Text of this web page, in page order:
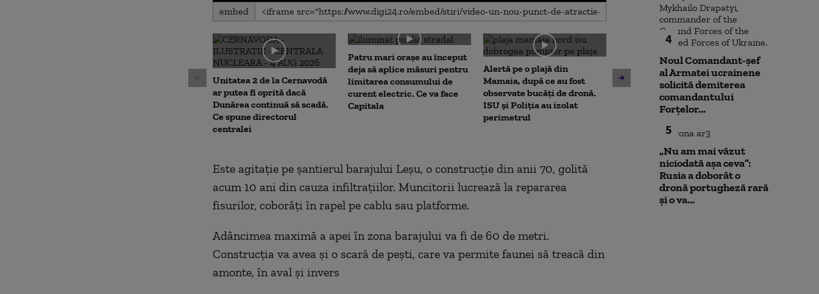
0
seconds
0
secondsVolume
90%
embed
Unitatea 2 de la Cernavodă
ar putea fi oprită dacă
Dunărea continuă să scadă.
Ce spune directorul
centralei
Patru mari orașe au început
deja să aplice măsuri pentru
limitarea consumului de
curent electric. Ce va face
Capitala
Alertă pe o plajă din
Mamaia, după ce au fost
observate bucăți de dronă.
ISU și Poliția au izolat
perimetrul
Amenzi pentru cei care
deranjează călătorii în
mijloacele de transport ale
STB. Pentru ce se vor da
Un asistent
Este agitație pe șantierul barajului Leșu, o construcție din anii 70, golită
acum 10 ani din cauza infiltrațiilor. Muncitorii lucrează la repararea
fisurilor, coborâți în rapel pe cablu sau platforme.
Adâncimea maximă a apei în zona barajului va fi de 60 de metri.
Construcția va avea și o scară de pești, care va permite faunei să treacă din
amonte, în aval și invers
4
Noul Comandant-șef
al Armatei ucrainene
solicită demiterea
comandantului
Forțelor...
5
„Nu am mai văzut
niciodată așa ceva”:
Rusia a doborât o
dronă portugheză rară
și o va...